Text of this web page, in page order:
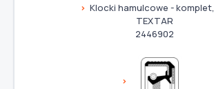
Klocki hamulcowe -
TEXTAR
2446902